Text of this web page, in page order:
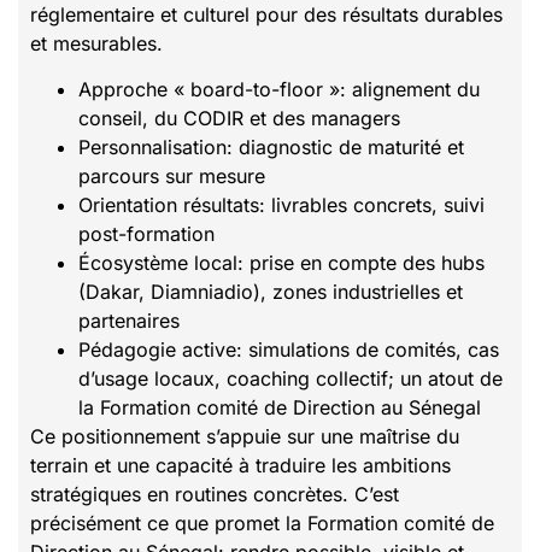
réglementaire et culturel pour des résultats durables
et mesurables.
Approche « board-to-floor »: alignement du
conseil, du CODIR et des managers
Personnalisation: diagnostic de maturité et
parcours sur mesure
Orientation résultats: livrables concrets, suivi
post-formation
Écosystème local: prise en compte des hubs
(Dakar, Diamniadio), zones industrielles et
partenaires
Pédagogie active: simulations de comités, cas
d’usage locaux, coaching collectif; un atout de
la Formation comité de Direction au Sénegal
Ce positionnement s’appuie sur une maîtrise du
terrain et une capacité à traduire les ambitions
stratégiques en routines concrètes. C’est
précisément ce que promet la Formation comité de